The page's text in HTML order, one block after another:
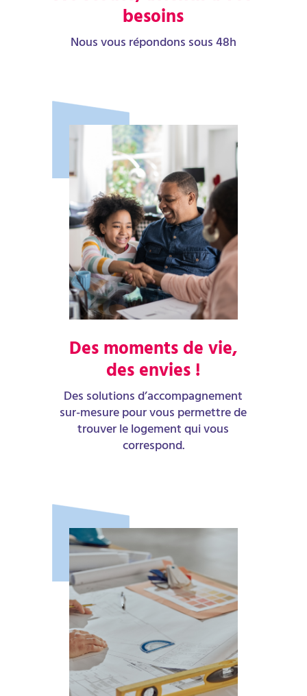
besoins
Nous vous répondons sous 48h
Des moments de vie,
des envies !
Des solutions d’accompagnement
sur-mesure pour vous permettre de
trouver le logement qui vous
correspond.